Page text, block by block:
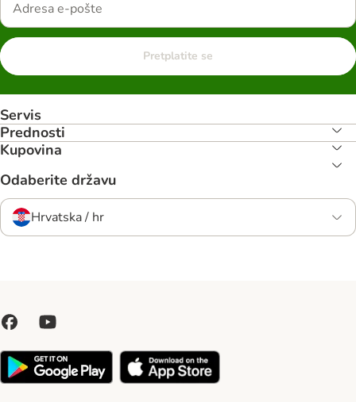
Pretplatite se
Servis
Prednosti
Kupovina
Odaberite državu
Hrvatska / hr